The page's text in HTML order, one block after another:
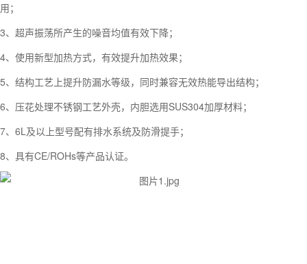
用；
3、超声振荡所产生的噪音均值有效下降；
4、使用新型加热方式，有效提升加热效果；
5、结构工艺上提升防漏水等级，同时兼容无效热能导出结构；
6、压花处理不锈钢工艺外壳，内胆选用SUS304加厚材料；
7、6L及以上型号配有排水系统及防滑提手；
8、具有CE/ROHs等产品认证。